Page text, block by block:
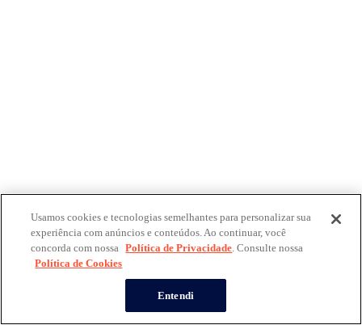
Usamos cookies e tecnologias semelhantes para personalizar sua
experiência com anúncios e conteúdos. Ao continuar, você
concorda com nossa Política de Privacidade. Consulte nossa
Política de Cookies
Entendi